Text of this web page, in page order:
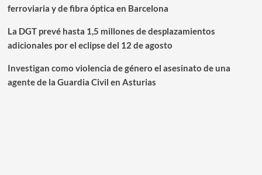
ferroviaria y de fibra óptica en Barcelona
La DGT prevé hasta 1,5 millones de desplazamientos
adicionales por el eclipse del 12 de agosto
Investigan como violencia de género el asesinato de una
agente de la Guardia Civil en Asturias